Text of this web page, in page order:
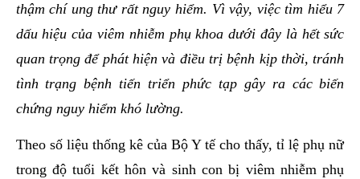
thậm chí ung thư rất nguy hiểm. Vì vậy, việc tìm hiểu 7
dấu hiệu của viêm nhiễm phụ khoa dưới đây là hết sức
quan trọng để phát hiện và điều trị bệnh kịp thời, tránh
tình trạng bệnh tiến triển phức tạp gây ra các biến
chứng nguy hiểm khó lường.
Theo số liệu thống kê của Bộ Y tế cho thấy, tỉ lệ phụ nữ
trong độ tuổi kết hôn và sinh con bị viêm nhiễm phụ